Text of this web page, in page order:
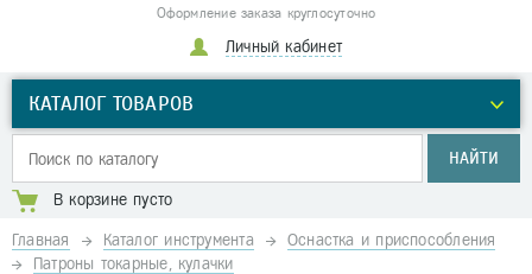
Оформление заказа круглосуточно
Личный кабинет
КАТАЛОГ ТОВАРОВ
НАЙТИ
В корзине пусто
Главная Каталог инструмента
Оснастка и приспособления
Патроны токарные, кулачки